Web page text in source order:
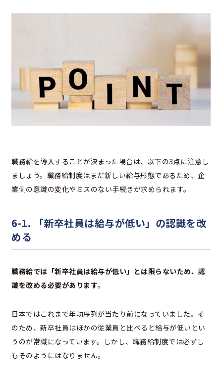
職務給を導入することが決まった場合は、以下の3点に注意し
ましょう。職務給制度はまだ新しい給与形態であるため、企
業側の意識の変化やミスのない手続きが求められます。
6-1. 「新卒社員は給与が低い」の認識を改
める
職務給では「新卒社員は給与が低い」とは限らないため、認
識を改める必要があります。
日本ではこれまで年功序列が当たり前になっていました。そ
のため、新卒社員はほかの従業員と比べると給与が低いとい
うのが常識になっています。しかし、職務給制度では必ずし
もそのようにはなりません。